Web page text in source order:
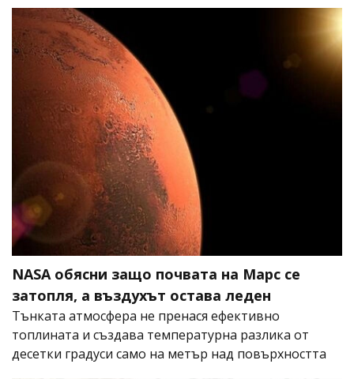
NASA обясни защо почвата на Марс се
затопля, а въздухът остава леден
Тънката атмосфера не пренася ефективно
топлината и създава температурна разлика от
десетки градуси само на метър над повърхността